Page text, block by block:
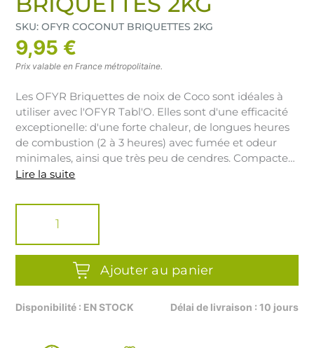
SKU: OFYR COCONUT BRIQUETTES 2KG
9,95 €
Prix valable en France métropolitaine.
Les OFYR Briquettes de noix de Coco sont idéales à
utiliser avec l'OFYR Tabl'O. Elles sont d'une efficacité
exceptionelle: d'une forte chaleur, de longues heures
de combustion (2 à 3 heures) avec fumée et odeur
minimales, ainsi que très peu de cendres. Compactes
et 100% durables, celles-ci sont fabriquées à partir des
boîtes de 6 sacs de 2 kg.
Lire la suite
de
Ajouter au panier
Disponibilité : EN STOCK Délai de livraison : 10 jours